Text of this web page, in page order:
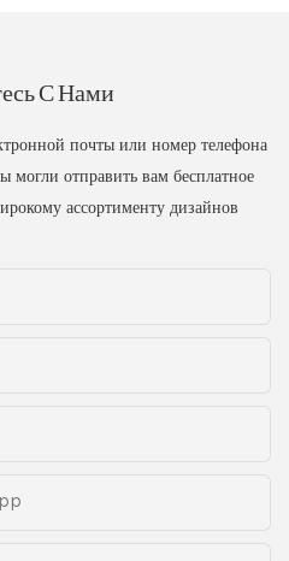
С Нами
почты или номер телефона
могли отправить вам бесплатное
ассортименту дизайнов